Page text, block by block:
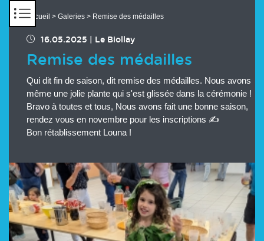
Accueil > Galeries > Remise des médailles
16.05.2025 Le Biollay
Remise des médailles
Qui dit fin de saison, dit remise des médailles. Nous avons
même une jolie plante qui s'est glissée dans la cérémonie !
Bravo à toutes et tous, Nous avons fait une bonne saison,
rendez vous en novembre pour les inscriptions ✍️
Bon rétablissement Louna !
Chargement des images en cours...